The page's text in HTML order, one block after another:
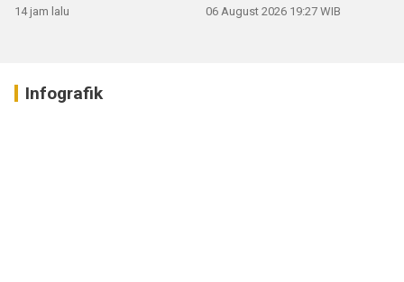
14 jam lalu 06 August 2026 19:27 WIB
Infografik